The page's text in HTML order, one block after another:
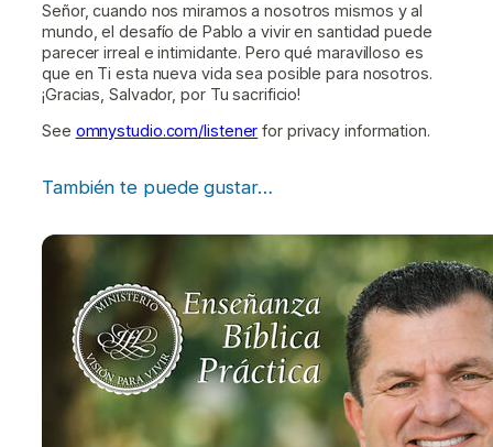
Señor, cuando nos miramos a nosotros mismos y al
mundo, el desafío de Pablo a vivir en santidad puede
parecer irreal e intimidante. Pero qué maravilloso es
que en Ti esta nueva vida sea posible para nosotros.
¡Gracias, Salvador, por Tu sacrificio!
See omnystudio.com/listener for privacy information.
También te puede gustar…